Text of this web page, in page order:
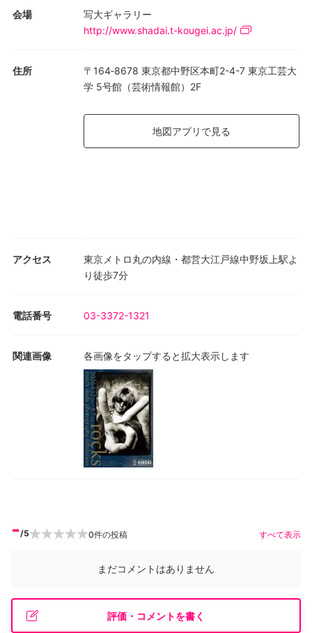
版。2002年にウェールズ出身で、イギリスを代表するバンド、
Manic Street Preachers の写真集“Forever Delayed,
また、ライフワークとして、イギリスで行われている世界最大規
（Glastonbury Festival)を1986年から現在まで40年近く、取材し
会場
写大ギャラリー
http://www.shadai.t-kougei.ac.jp/
住所
〒164‐8678 東京都中野区本町2-4-7 東京工芸大
学 5号館（芸術情報館）2F
地図アプリで見る
アクセス
東京メトロ丸の内線・都営大江戸線中野坂上駅よ
り徒歩7分
電話番号 03-3372-1321
関連画像 各画像をタップすると拡大表示します
-/5 0件の投稿 すべて表示
まだコメントはありません
評価・コメントを書く